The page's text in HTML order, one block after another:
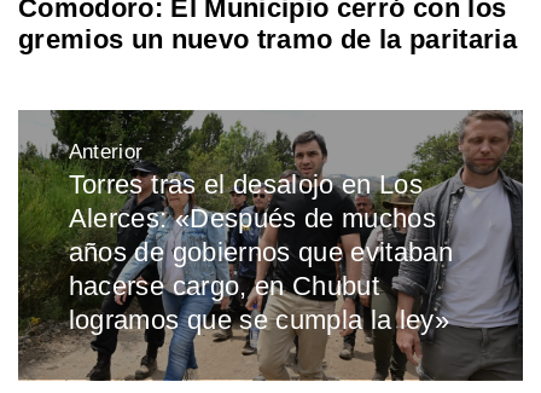
Comodoro: El Municipio cerró con los
gremios un nuevo tramo de la paritaria
Navegación
de
entradas
Anterior
Entrada
anterior:
Torres tras el desalojo en Los
Alerces: «Después de muchos
años de gobiernos que evitaban
hacerse cargo, en Chubut
logramos que se cumpla la ley»